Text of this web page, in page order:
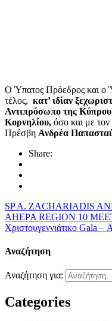
Ο Ύπατος Πρόεδρος και ο
τέλος, κατ’ ιδίαν
Αντιπρόσωπο της
Κορνηλίου, όσο και με
Πρέσβη Ανδρέα
Share:
SP A. ZACHARIADIS
AHEPA REGION 10
Χριστουγεννιάτικο Gala –
Αναζήτηση
Αναζήτηση για:
Categories